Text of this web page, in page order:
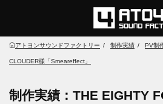
アトヨンサウンドファクトリー 制作実績 PV制
CLOUDER様「Smeareffect」
制作実績：THE EIGHTY